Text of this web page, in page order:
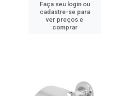
Faça seu login ou
cadastre-se para
ver preços e
comprar